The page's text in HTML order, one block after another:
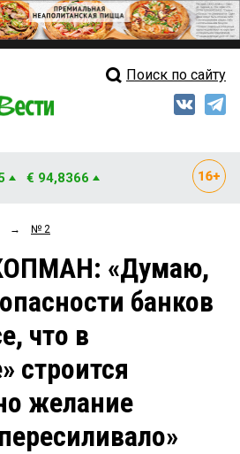
Свежий выпуск
Рейтинги
Блоги
Архив
Поиск по сайту
€ 94,8366
→ № 2
«Думаю,
банков
что в
строится
желание